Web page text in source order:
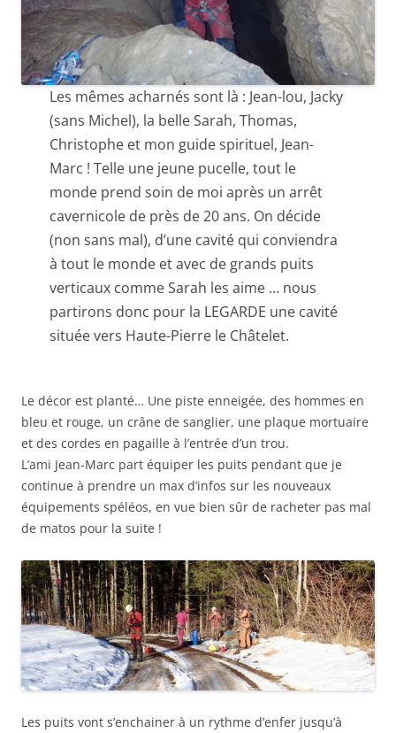
Les mêmes acharnés sont là : Jean-lou, Jacky
(sans Michel), la belle Sarah, Thomas,
Christophe et mon guide spirituel, Jean-
Marc ! Telle une jeune pucelle, tout le
monde prend soin de moi après un arrêt
cavernicole de près de 20 ans. On décide
(non sans mal), d’une cavité qui conviendra
à tout le monde et avec de grands puits
verticaux comme Sarah les aime … nous
partirons donc pour la LEGARDE une cavité
située vers Haute-Pierre le Châtelet.
Le décor est planté… Une piste enneigée, des hommes en
bleu et rouge, un crâne de sanglier, une plaque mortuaire
et des cordes en pagaille à l’entrée d’un trou.
L’ami Jean-Marc part équiper les puits pendant que je
continue à prendre un max d’infos sur les nouveaux
équipements spéléos, en vue bien sûr de racheter pas mal
de matos pour la suite !
Les puits vont s’enchainer à un rythme d’enfer jusqu’à